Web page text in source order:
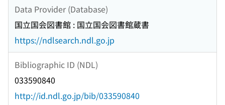
Data Provider (Database)
国立国会図書館 : 国立国会図書館蔵書
https://ndlsearch.ndl.go.jp
Bibliographic ID (NDL)
033590840
http://id.ndl.go.jp/bib/033590840